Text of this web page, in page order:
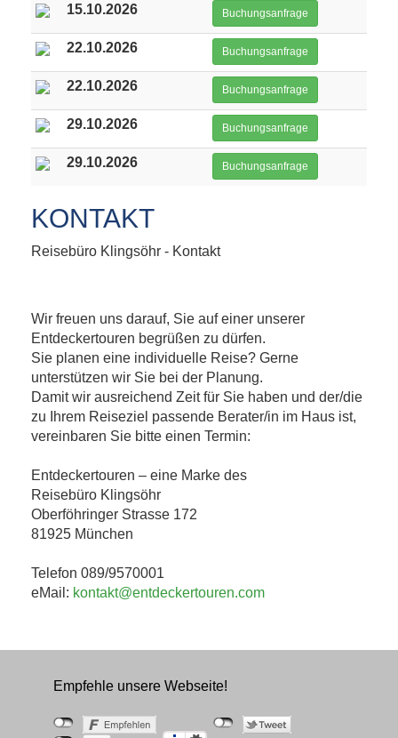
15.10.2026 Buchungsanfrage
22.10.2026 Buchungsanfrage
22.10.2026 Buchungsanfrage
29.10.2026 Buchungsanfrage
29.10.2026 Buchungsanfrage
KONTAKT
Reisebüro Klingsöhr - Kontakt
Wir freuen uns darauf, Sie auf einer unserer
Entdeckertouren begrüßen zu dürfen.
Sie planen eine individuelle Reise? Gerne
unterstützen wir Sie bei der Planung.
Damit wir ausreichend Zeit für Sie haben und der/die
zu Ihrem Reiseziel passende Berater/in im Haus ist,
vereinbaren Sie bitte einen Termin:
Entdeckertouren – eine Marke des
Reisebüro Klingsöhr
Oberföhringer Strasse 172
81925 München
Telefon 089/9570001
eMail: kontakt@entdeckertouren.com
Empfehle unsere Webseite!